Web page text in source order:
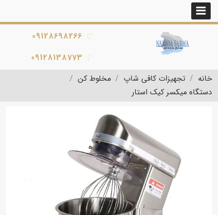
09128698266
09128138773
خانه
تجهیزات کافی شاپ
مخلوط کن
دستگاه میکسر کیک استار